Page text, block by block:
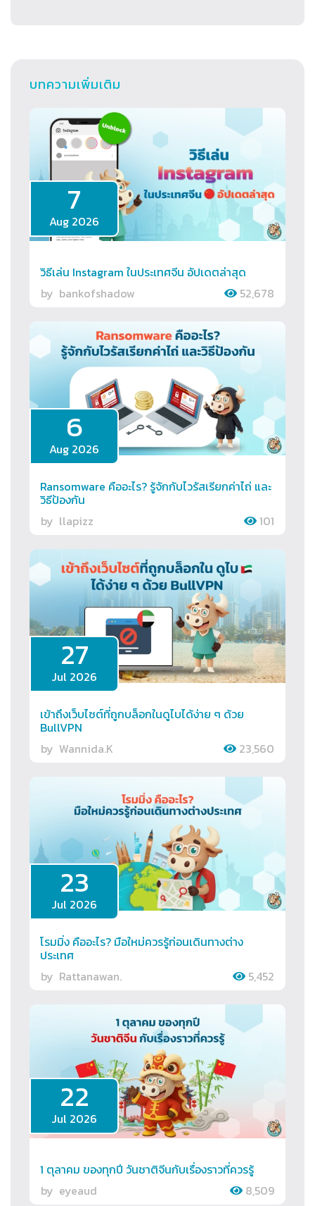
บทความเพิ่มเติม
7
Aug 2026
วิธีเล่น Instagram ในประเทศจีน อัปเดตล่าสุด
by bankofshadow 52,678
6
Aug 2026
Ransomware คืออะไร? รู้จักกับไวรัสเรียกค่าไถ่ และ
วิธีป้องกัน
by llapizz 101
27
Jul 2026
เข้าถึงเว็บไซต์ที่ถูกบล็อกในดูไบได้ง่าย ๆ ด้วย
BullVPN
by Wannida.K 23,560
23
Jul 2026
โรมมิ่ง คืออะไร? มือใหม่ควรรู้ก่อนเดินทางต่าง
ประเทศ
by Rattanawan. 5,452
22
Jul 2026
1 ตุลาคม ของทุกปี วันชาติจีนกับเรื่องราวที่ควรรู้
by eyeaud 8,509